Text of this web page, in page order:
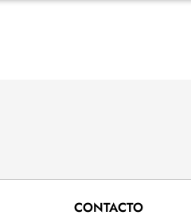
CONTACTO